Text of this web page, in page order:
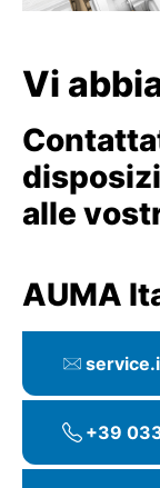
Vi
alle
AUMA
+39